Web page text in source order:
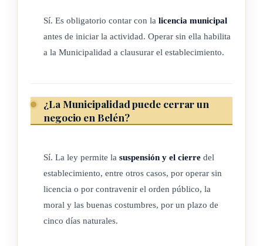
Tarifa calculada sobre el salario base
En zona
En zona
De cero a dos
Sí. Es obligatorio contar con la licencia municipal
antes de iniciar la actividad. Operar sin ella habilita
a la Municipalidad a clausurar el establecimiento.
¿La Municipalidad puede cerrar un
negocio en Belén?
Sí. La ley permite la suspensión y el cierre del
establecimiento, entre otros casos, por operar sin
licencia o por contravenir el orden público, la
moral y las buenas costumbres, por un plazo de
cinco días naturales.